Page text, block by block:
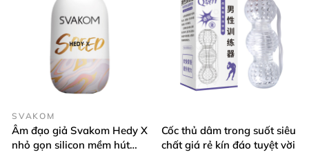
SVAKOM
Âm đạo giả Svakom Hedy X
nhỏ gọn silicon mềm hút
Cốc thủ dâm trong suốt siêu
chất giá rẻ kín đáo tuyệt vời